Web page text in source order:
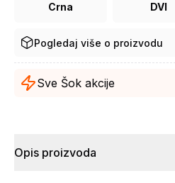
Crna
DVI
Pogledaj više o proizvodu
Sve Šok akcije
Opis proizvoda